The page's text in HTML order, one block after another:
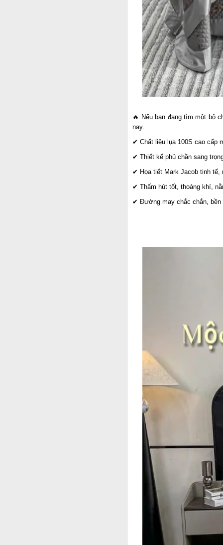
🔥 Nếu bạn đang tìm một bộ
nay.
✔ Chất liệu lụa 100S cao cấp
✔ Thiết kế phủ chần sang
✔ Họa tiết Mark Jacob tinh tế,
✔ Thấm hút tốt, thoáng khí,
✔ Đường may chắc chắn, bền